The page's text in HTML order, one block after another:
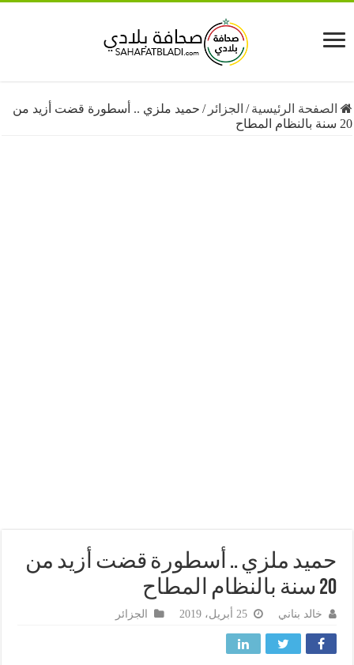
الرئيسية /الجزائر/حميد ملزي .. أسطورة قضت أزيد من
ملزي .. أسطورة قضت أزيد من
خالد بناني الجزائر